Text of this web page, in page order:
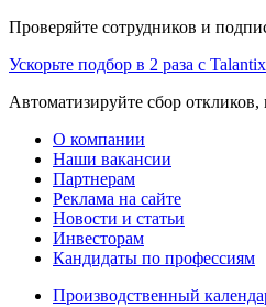
Проверяйте сотрудников и
Ускорьте подбор в 2 раза с Talantix
Автоматизируйте сбор откликов,
О компании
Наши вакансии
Партнерам
Реклама на сайте
Новости и статьи
Инвесторам
Кандидаты по профессиям
Производственный